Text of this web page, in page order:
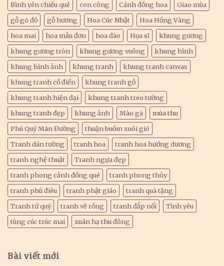
Bình yên chiều quê con công Cánh đồng hoa
Giao mùa
gỗ gõ đỏ
gỗ hương Hoa Cúc Nhật
Hoa Hồng Vàng
hoa mai
hoa mẫu đơn hoa đào Họa sĩ
khung gương
khung gương tròn
khung gương vuông
khung hình
khung hình ảnh
khung tranh
khung tranh canvas
khung tranh cổ điển
khung tranh gỗ
khung tranh hiện đại
khung tranh treo tường
khung tranh đẹp
khung ảnh Mào gà
mùa thu
Phú Quý Mãn Đường
thuận buồm xuôi gió
Tranh dán tường
tranh hoa
tranh hoa hướng dương
tranh nghệ thuật
Tranh ngựa đẹp
tranh phong cảnh đồng quê
tranh phong thủy
tranh phù điêu
tranh phật giáo
tranh quà tặng
Tranh tứ quý
tranh vẽ rồng tranh đắp nổi
Tình yêu
tùng cúc trúc mai
xuân hạ thu đông
Bài viết mới